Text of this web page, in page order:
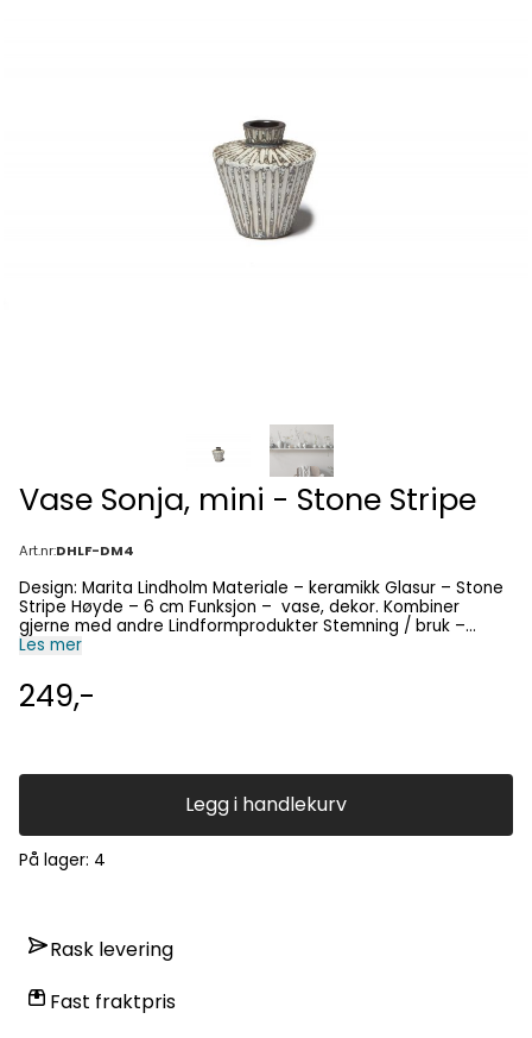
Vase Sonja, mini - Stone Stripe
Art.nr:DHLF-DM4
Design: Marita Lindholm Materiale – keramikk Glasur – Stone
Stripe Høyde – 6 cm Funksjon – vase, dekor. Kombiner
gjerne med andre Lindformprodukter Stemning / bruk –
Les mer
249,-
Legg i handlekurv
På lager: 4
Rask levering
Fast fraktpris